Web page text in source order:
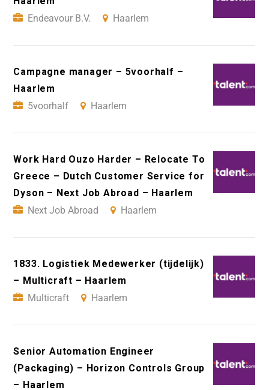
Endeavour B.V.
Haarlem
Campagne manager – 5voorhalf –
Haarlem
5voorhalf
Haarlem
Work Hard Ouzo Harder – Relocate To
Greece – Dutch Customer Service for
Dyson – Next Job Abroad – Haarlem
Next Job Abroad
Haarlem
1833. Logistiek Medewerker (tijdelijk)
– Multicraft – Haarlem
Multicraft
Haarlem
Senior Automation Engineer
(Packaging) – Horizon Controls Group
– Haarlem